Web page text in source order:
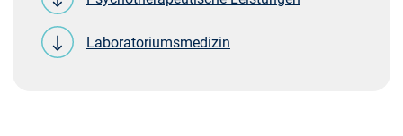
Laboratoriumsmedizin